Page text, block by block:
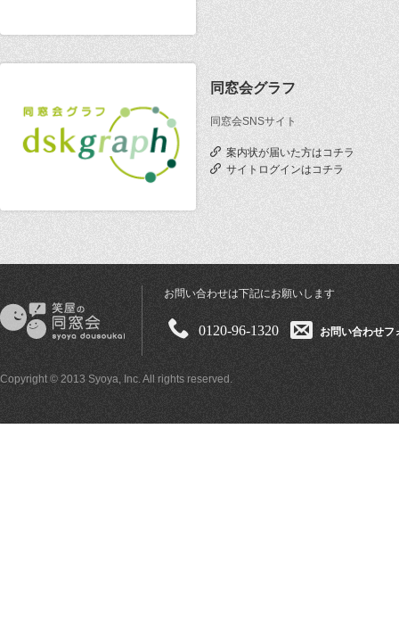
同窓会グラフ
同窓会SNSサイト
案内状が届いた方はコチラ
サイトログインはコチラ
お問い合わせは下記にお願いします
0120-96-1320 お問い合わせフ
Copyright © 2013 Syoya, Inc. All rights reserved.